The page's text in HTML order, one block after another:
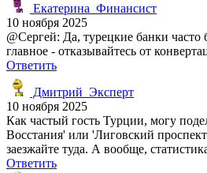
Екатерина_Финансист
10 ноября 2025
@Сергей: Да, турецкие банки
главное - отказывайтесь от
Ответить
Дмитрий_Эксперт
10 ноября 2025
Как частый гость Турции, могу
Восстания' или 'Лиговский
заезжайте туда. А вообще,
Ответить